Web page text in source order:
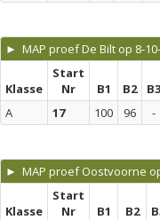
► MAP proef De Bilt op 8-
Klasse
Start
Nr
B1 B2 B3
A
17 100 96 -
► MAP proef Oostvoorne
Klasse
Start
Nr
B1 B2